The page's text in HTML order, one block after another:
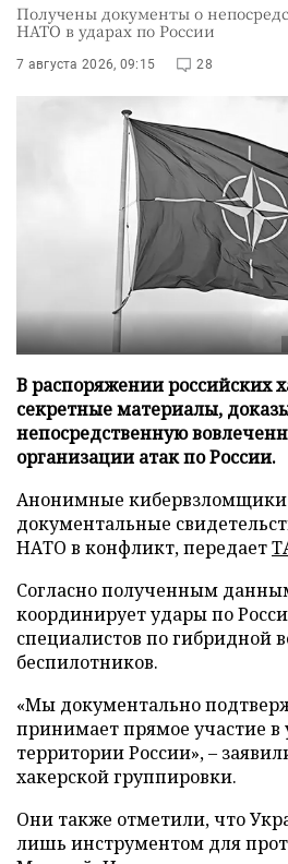
Получены документы о
НАТО в ударах по России
7 августа 2026, 09:15 28
В распоряжении российских
секретные материалы,
непосредственную
организации атак по России.
Анонимные кибервзломщики
документальные
НАТО в конфликт, передает
Согласно полученным
координирует удары по
специалистов по гибридной
беспилотников.
«Мы документально
принимает прямое участие в
территории России», –
хакерской группировки.
Они также отметили, что
лишь инструментом для